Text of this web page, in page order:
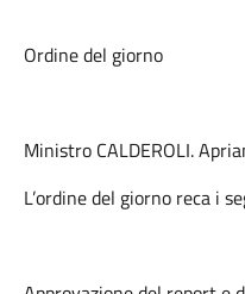
Ordine del giorno
Ministro CALDEROLI.
L’ordine del giorno reca i